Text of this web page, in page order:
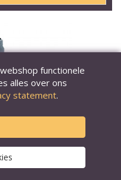
functionele
alles over ons
statement.